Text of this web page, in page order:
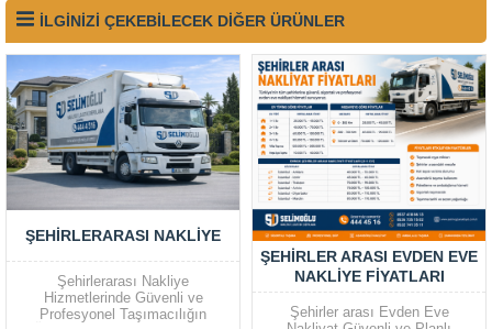
İLGİNİZİ ÇEKEBİLECEK DİĞER ÜRÜNLER
ŞEHIRLERARASI NAKLIYE
Şehirlerarası Nakliye
Hizmetlerinde Güvenli ve
Profesyonel Taşımacılığın
ŞEHIRLER ARASI EVDEN EVE
NAKLIYE FIYATLARI
Şehirler arası Evden Eve